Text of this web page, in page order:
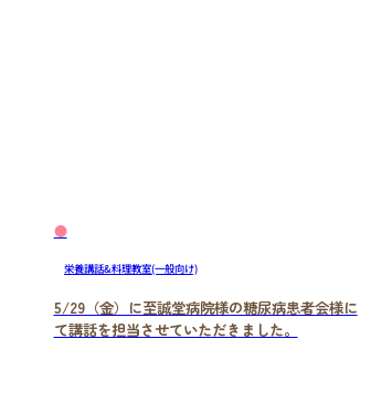
●
栄養講話&料理教室(一般向け)
5/29（金）に至誠堂病院様の糖尿病患者会様に
て講話を担当させていただきました。